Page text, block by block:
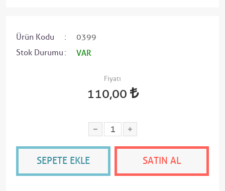
Ürün Kodu
0399
Stok Durumu
VAR
Fiyatı
110,00
SEPETE EKLE SATIN AL